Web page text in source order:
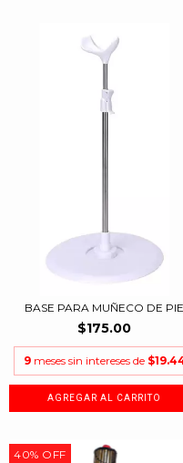
BASE PARA MUÑECO DE PIE
$175.00
9 meses sin intereses de
40% OFF